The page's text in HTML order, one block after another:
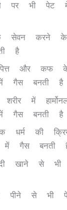
पर भी पेट
सेवन करने
है
पित्त और
गैस बनती है
में
गैस बनती है
धर्म की
में गैस बनती
खाने से
पीने से